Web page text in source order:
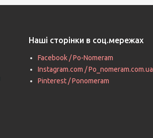
Наші сторінки в соц.мережах
Facebook / Po-Nomeram
Instagram.com / Po_nomeram.com.ua
Pinterest / Ponomeram